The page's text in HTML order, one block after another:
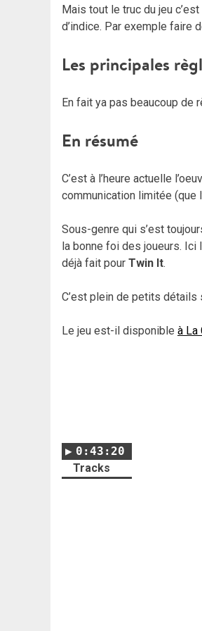
Mais tout le truc du jeu
d’indice. Par exemple faire
Les principales
En fait ya pas beaucoup de
En résumé
C’est à l’heure actuelle
communication limitée (que
Sous-genre qui s’est
la bonne foi des joueurs. Ici
déjà fait pour Twin It.
C’est plein de petits détails
Le jeu est-il disponible à La
0:43:20
Tracks